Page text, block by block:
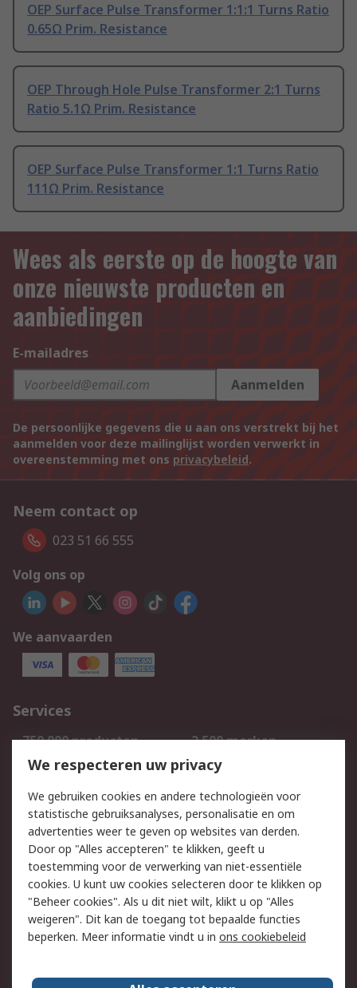
OEP Surface Pulse Transformer 1:1:1 Turns Ratio
0.65Ω Prim. Resistance
OEP Through Hole Pulse Transformer 2:1 Turns
Ratio 5.1Ω Prim. Resistance
OEP Surface Pulse Transformer 1:1 Turns Ratio
111Ω Prim. Resistance
Wees als eerste op de hoogte van
onze nieuwste producten en
aanbiedingen
E-mailadres
Aanmelden
De persoonlijke gegevens die u aan ons verstrekt bij het
aanmelden voor deze mailinglijst worden verwerkt in
overeenstemming met ons privacybeleid.
Neem contact op
023 51 66 555
Volg ons op
We aanvaarden
Services
750.000 producten
2.500 merken
Bestellen
Inkoopoplossingen
Track & Trace
Wettelijk
Cookiebeleid
Email veiligheid
Privacybeleid
Websitevoorwaarden
Algemene
verkoopvoorwaarden
Over RS
We respecteren uw privacy
We gebruiken cookies en andere technologieën voor
statistische gebruiksanalyses, personalisatie en om
advertenties weer te geven op websites van derden.
Door op "Alles accepteren" te klikken, geeft u
toestemming voor de verwerking van niet-essentiële
cookies. U kunt uw cookies selecteren door te klikken op
"Beheer cookies". Als u dit niet wilt, klikt u op "Alles
weigeren". Dit kan de toegang tot bepaalde functies
beperken. Meer informatie vindt u in ons cookiebeleid